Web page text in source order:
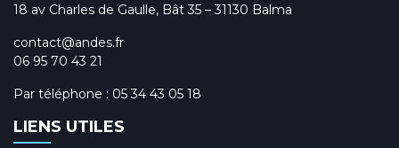
18 av Charles de Gaulle, Bât 35 – 31130 Balma
contact@andes.fr
06 95 70 43 21
Par téléphone : 05 34 43 05 18
LIENS UTILES